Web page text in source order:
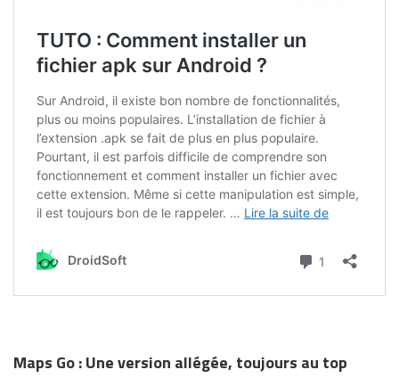
Maps Go : Une version allégée, toujours au top